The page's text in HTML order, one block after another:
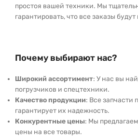
простоя вашей техники. Мы
гарантировать, что все заказы
Почему выбирают нас?
Широкий ассортимент: У нас вы
погрузчиков и спецтехники.
Качество продукции: Все запчасти
гарантирует их надежность.
Конкурентные цены: Мы
цены на все товары.